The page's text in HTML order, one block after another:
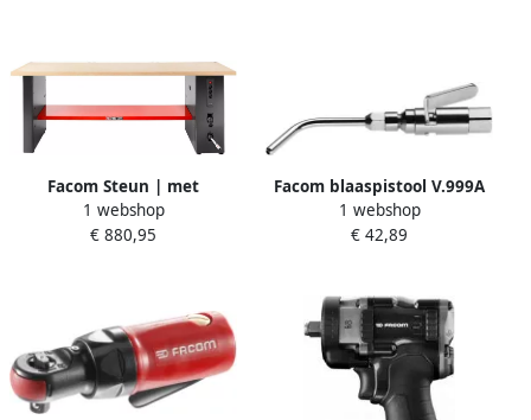
Facom Steun | met
contactdoos en luchtslang |
JLS3-PSBPOWER
1 webshop
€ 880,95
Facom blaaspistool V.999A
1 webshop
€ 42,89